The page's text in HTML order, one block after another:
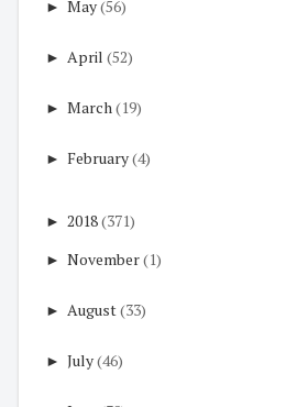
► May(56)
► April (52)
► March(19)
► February(4)
► 2018(371)
► November(1)
► August(33)
► July(46)